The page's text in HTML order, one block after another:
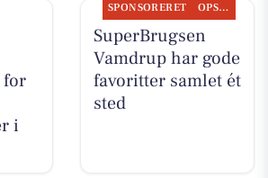
i
SPONSORERET OPSLAGSTAVLEN
SuperBrugsen
Vamdrup har gode
favoritter samlet ét
sted